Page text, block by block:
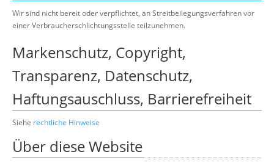
Wir sind nicht bereit oder verpflichtet, an Streitbeilegungsverfahren vor
einer Verbraucherschlichtungsstelle teilzunehmen.
Markenschutz, Copyright,
Transparenz, Datenschutz,
Haftungsauschluss, Barrierefreiheit
Siehe rechtliche Hinweise
Über diese Website